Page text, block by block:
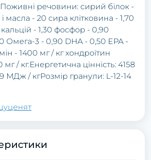
речовини: сирий білок -
масла - 20 сира клітковина - 1,70
- 1,30 фосфор - 0,90
Омега-3 - 0,90 DHA - 0,50 EPA -
- 1400 мг / кг хондроїтин
мг / кг.Енергетична цінність: 4158
МДж / кгРозмір гранули: L-12-14